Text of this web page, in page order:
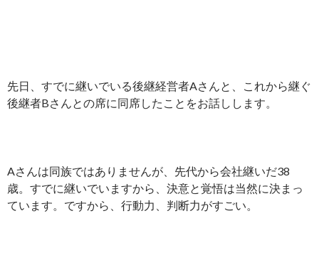
先日、すでに継いでいる後継経営者Aさんと、これから継ぐ
後継者Bさんとの席に同席したことをお話しします。
Aさんは同族ではありませんが、先代から会社継いだ38
歳。すでに継いでいますから、決意と覚悟は当然に決まっ
ています。ですから、行動力、判断力がすごい。